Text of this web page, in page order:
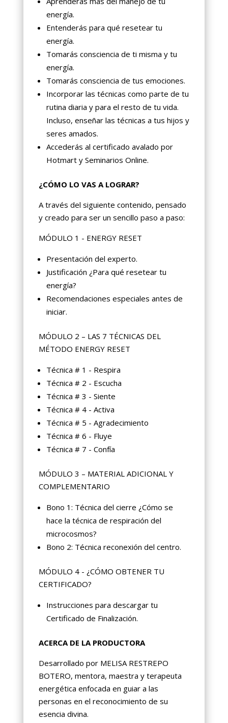
energía.
Entenderás para qué resetear tu
energía.
Tomarás consciencia de ti misma y tu
energía.
Tomarás consciencia de tus emociones.
Incorporar las técnicas como parte de tu
rutina diaria y para el resto de tu vida.
Incluso, enseñar las técnicas a tus hijos y
seres amados.
Accederás al certificado avalado por
Hotmart y Seminarios Online.
¿CÓMO LO VAS A LOGRAR?
A través del siguiente contenido, pensado
y creado para ser un sencillo paso a paso:
MÓDULO 1 - ENERGY RESET
Presentación del experto.
Justificación ¿Para qué resetear tu
energía?
Recomendaciones especiales antes de
iniciar.
MÓDULO 2 – LAS 7 TÉCNICAS DEL
MÉTODO ENERGY RESET
Técnica # 1 - Respira
Técnica # 2 - Escucha
Técnica # 3 - Siente
Técnica # 4 - Activa
Técnica # 5 - Agradecimiento
Técnica # 6 - Fluye
Técnica # 7 - Confía
MÓDULO 3 – MATERIAL ADICIONAL Y
COMPLEMENTARIO
Bono 1: Técnica del cierre ¿Cómo se
hace la técnica de respiración del
microcosmos?
Bono 2: Técnica reconexión del centro.
MÓDULO 4 - ¿CÓMO OBTENER TU
CERTIFICADO?
Instrucciones para descargar tu
Certificado de Finalización.
ACERCA DE LA PRODUCTORA
Desarrollado por MELISA RESTREPO
BOTERO, mentora, maestra y terapeuta
energética enfocada en guiar a las
personas en el reconocimiento de su
esencia divina.